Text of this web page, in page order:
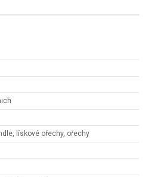
lískové ořechy, ořechy